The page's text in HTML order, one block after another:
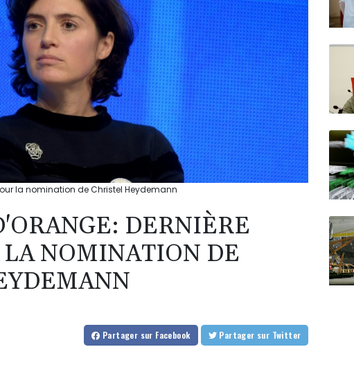
la nomination de Christel Heydemann
DERNIÈRE
LA NOMINATION DE
Partager sur Facebook Partager sur Twitter